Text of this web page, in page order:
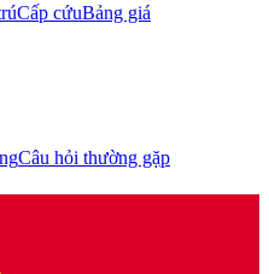
Cấp cứuBảng giá
Câu hỏi thường gặp